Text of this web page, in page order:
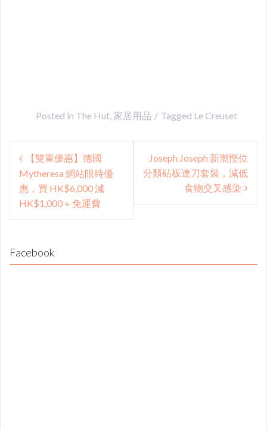
Posted in The Hut, 家居用品 Tagged Le Creuset
Post
navigation
【雙重優惠】德國
Mytheresa 網站限時優
惠，買 HK$6,000 減
HK$1,000 + 免運費
Joseph Joseph 新潮慳位
分類砧板連刀套裝，減低
食物交叉感染
Facebook